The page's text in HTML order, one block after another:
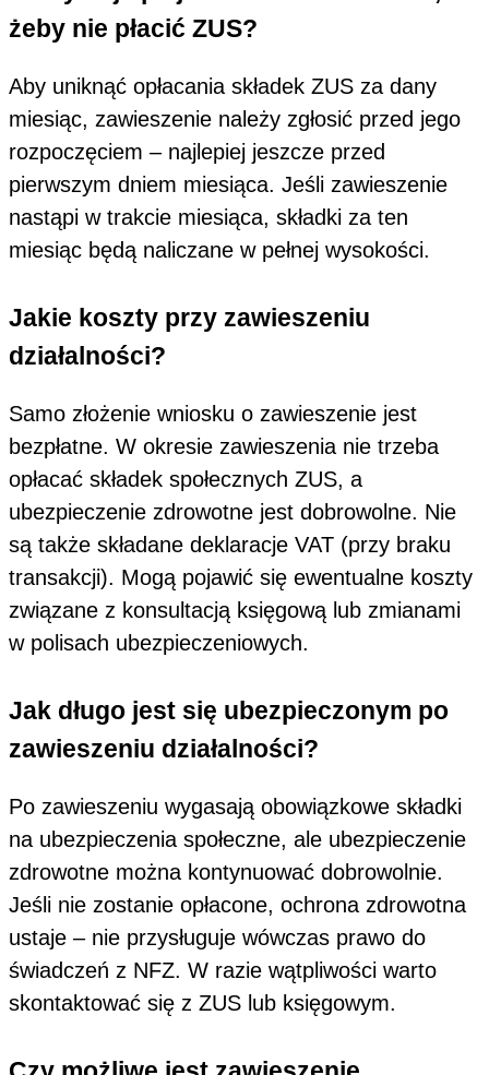
żeby nie płacić ZUS?
Aby uniknąć opłacania składek ZUS za dany
miesiąc, zawieszenie należy zgłosić przed jego
rozpoczęciem – najlepiej jeszcze przed
pierwszym dniem miesiąca. Jeśli zawieszenie
nastąpi w trakcie miesiąca, składki za ten
miesiąc będą naliczane w pełnej wysokości.
Jakie koszty przy zawieszeniu
działalności?
Samo złożenie wniosku o zawieszenie jest
bezpłatne. W okresie zawieszenia nie trzeba
opłacać składek społecznych ZUS, a
ubezpieczenie zdrowotne jest dobrowolne. Nie
są także składane deklaracje VAT (przy braku
transakcji). Mogą pojawić się ewentualne koszty
związane z konsultacją księgową lub zmianami
w polisach ubezpieczeniowych.
Jak długo jest się ubezpieczonym po
zawieszeniu działalności?
Po zawieszeniu wygasają obowiązkowe składki
na ubezpieczenia społeczne, ale ubezpieczenie
zdrowotne można kontynuować dobrowolnie.
Jeśli nie zostanie opłacone, ochrona zdrowotna
ustaje – nie przysługuje wówczas prawo do
świadczeń z NFZ. W razie wątpliwości warto
skontaktować się z ZUS lub księgowym.